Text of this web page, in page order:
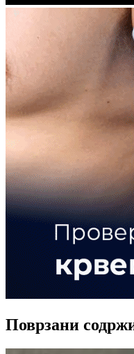
Поврзани